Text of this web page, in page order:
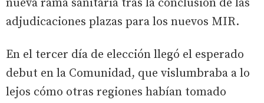
nueva rama sanitaria tras la conclusión de las
adjudicaciones plazas para los nuevos MIR.
En el tercer día de elección llegó el esperado
debut en la Comunidad, que vislumbraba a lo
lejos cómo otras regiones habían tomado